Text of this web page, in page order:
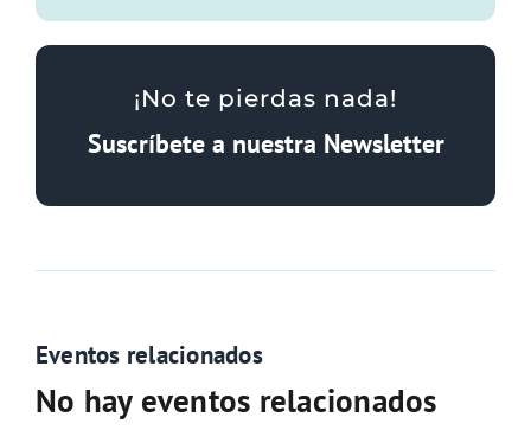
¡No te pierdas nada!
Suscríbete a nuestra Newsletter
Eventos relacionados
No hay eventos relacionados